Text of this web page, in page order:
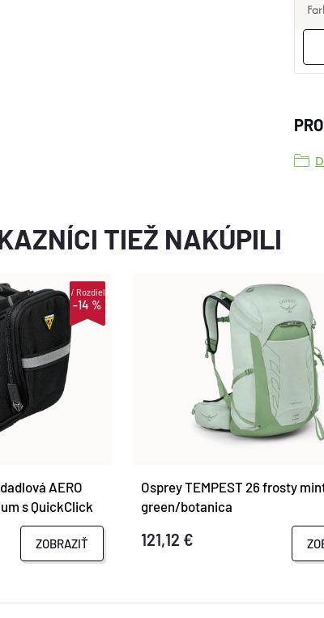
TIEŽ NAKÚPILI
-14 %
iRozdiel
AERO
s QuickClick
ZOBRAZIŤ
Osprey TEMPEST 26 frosty
green/botanica
121,12 €